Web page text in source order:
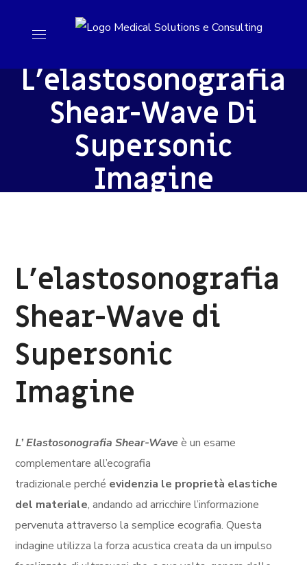
L’elastosonografia
Shear-Wave Di
Supersonic
Imagine
L’elastosonografia
Shear-Wave di
Supersonic
Imagine
L’ Elastosonografia Shear-Wave è un esame
complementare all’ecografia
tradizionale perché evidenzia le proprietà elastiche
del materiale, andando ad arricchire l’informazione
pervenuta attraverso la semplice ecografia. Questa
indagine utilizza la forza acustica creata da un impulso